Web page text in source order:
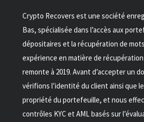
Crypto Recovers est une société
Bas, spécialisée dans l’accès aux
dépositaires et la récupération de
expérience en matière de
remonte à 2019. Avant d’accepter un
vérifions l’identité du client ainsi que
propriété du portefeuille, et nous
contrôles KYC et AML basés sur